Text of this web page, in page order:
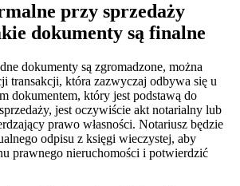
przy sprzedaży
dokumenty są finalne
dokumenty są zgromadzone, można
transakcji, która zazwyczaj odbywa się u
dokumentem, który jest podstawą do
jest oczywiście akt notarialny lub
prawo własności. Notariusz będzie
odpisu z księgi wieczystej, aby
prawnego nieruchomości i potwierdzić